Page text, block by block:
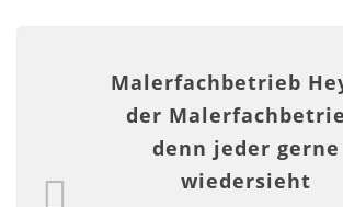
Stellenangebot: Backoffice
Leistungen ›
Altbausanierung
Malerfachbetrieb
der
denn jeder gerne
wiedersieht